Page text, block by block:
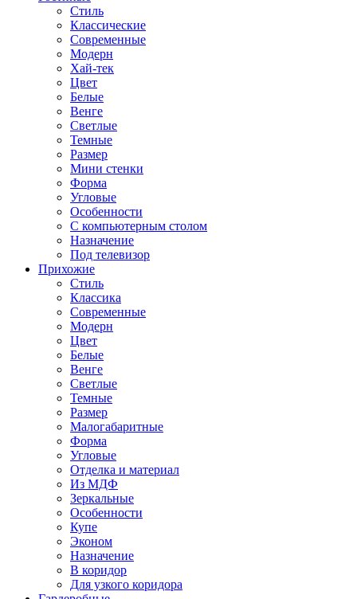
Стиль
Классические
Современные
Модерн
Хай-тек
Цвет
Белые
Венге
Светлые
Темные
Размер
Мини стенки
Форма
Угловые
Особенности
С компьютерным столом
Назначение
Под телевизор
Прихожие
Стиль
Классика
Современные
Модерн
Цвет
Белые
Венге
Светлые
Темные
Размер
Малогабаритные
Форма
Угловые
Отделка и материал
Из МДФ
Зеркальные
Особенности
Купе
Эконом
Назначение
В коридор
Для узкого коридора